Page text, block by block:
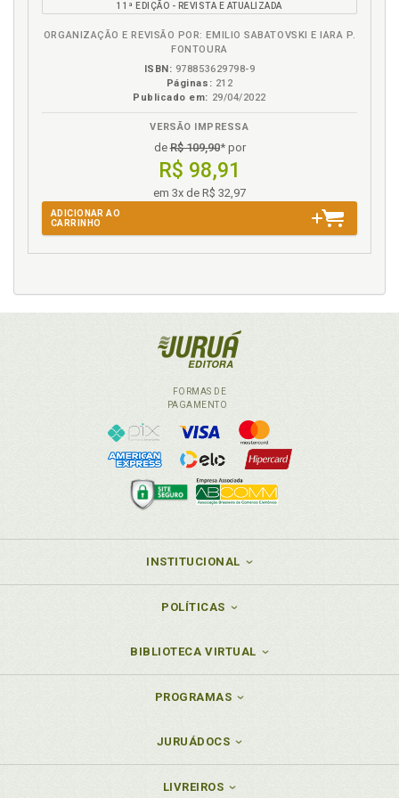
celeridade e razoável duração do processo, p. 157
Tutela judicial eleitoral. Efetividade da tutela judicial
Tutela judicial eleitoral. Objeto, p. 61
Tutela jurisdicional. Constitucionalização do
candidaturas, p. 93
Tutela normativa. Sistema jurídico eleitoral e a
tutela normativa da mora-lidade das candidaturas,
11ª EDIÇÃO - REVISTA E ATUALIZADA
ORGANIZAÇÃO E REVISÃO POR: EMILIO SABATOVSKI E IARA P.
FONTOURA
ISBN: 978853629798-9
Páginas: 212
Publicado em: 29/04/2022
VERSÃO IMPRESSA
deR$ 109,90* por
R$ 98,91
em 3x de R$ 32,97
ADICIONAR AO
CARRINHO
FORMAS DE
PAGAMENTO
INSTITUCIONAL
POLÍTICAS
BIBLIOTECA VIRTUAL
PROGRAMAS
JURUÁDOCS
LIVREIROS